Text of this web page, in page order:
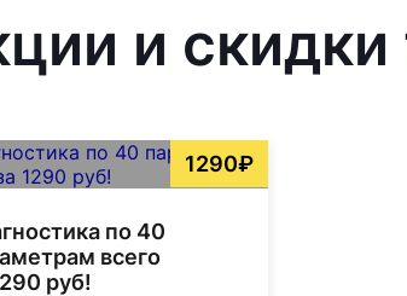
и скидки
1290₽
по 40
всего
руб!